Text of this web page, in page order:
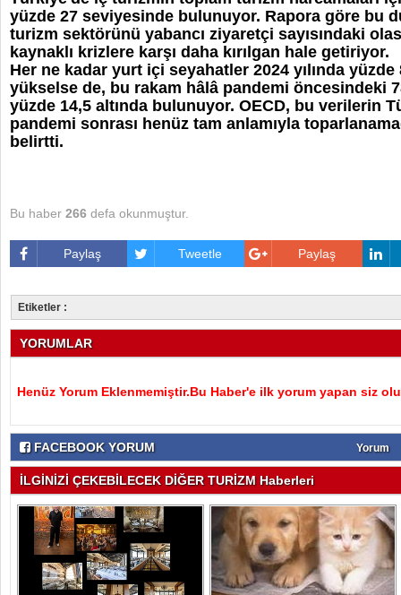
yüzde 27 seviyesinde bulunuyor. Rapora göre bu
turizm sektörünü yabancı ziyaretçi sayısındaki
kaynaklı krizlere karşı daha kırılgan hale getiriyor.
Her ne kadar yurt içi seyahatler 2024 yılında yüzde
yükselse de, bu rakam hâlâ pandemi öncesindeki
yüzde 14,5 altında bulunuyor. OECD, bu verilerin
pandemi sonrası henüz tam anlamıyla
belirtti.
Bu haber 266 defa okunmuştur.
Paylaş Tweetle Paylaş
Etiketler :
YORUMLAR
Henüz Yorum Eklenmemiştir.Bu Haber'e ilk yorum yapan siz
FACEBOOK YORUM Yorum
İLGİNİZİ ÇEKEBİLECEK DİĞER TURİZM Haberleri